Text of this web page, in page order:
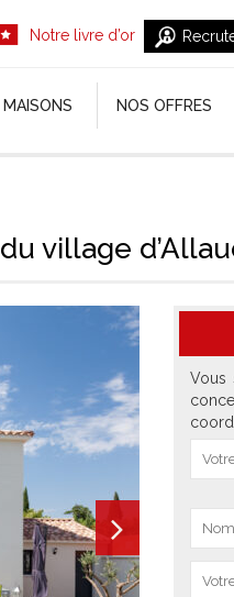
Notre livre d’or
MAISONS NOS OFFRES
village
Vous